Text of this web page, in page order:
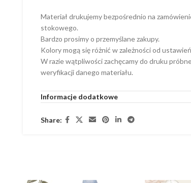
Materiał drukujemy bezpośrednio na
stokowego.
Bardzo prosimy o przemyślane zakupy.
Kolory mogą się różnić w zależności od
W razie wątpliwości zachęcamy do druku
weryfikacji danego materiału.
Informacje dodatkowe
Share: